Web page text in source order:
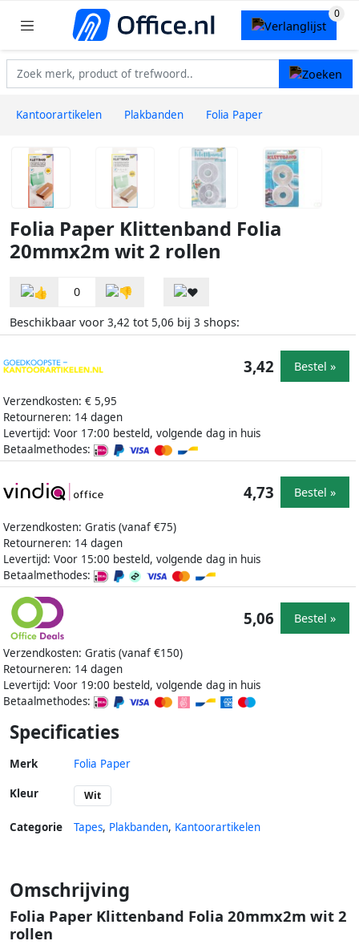
Kantoorartikelen Plakbanden Folia Paper
Folia Paper Klittenband Folia
20mmx2m wit 2 rollen
0
Beschikbaar voor 3,42 tot 5,06 bij 3 shops:
Verzendkosten: € 5,95
Retourneren: 14 dagen
Levertijd: Voor 17:00 besteld, volgende dag in huis
Betaalmethodes:
3,42 Bestel »
Verzendkosten: Gratis (vanaf €75)
Retourneren: 14 dagen
Levertijd: Voor 15:00 besteld, volgende dag in huis
Betaalmethodes:
4,73 Bestel »
Verzendkosten: Gratis (vanaf €150)
Retourneren: 14 dagen
Levertijd: Voor 19:00 besteld, volgende dag in huis
Betaalmethodes:
5,06 Bestel »
Specificaties
Merk Folia Paper
Kleur Wit
Categorie Tapes, Plakbanden, Kantoorartikelen
Omschrijving
Folia Paper Klittenband Folia 20mmx2m wit 2
rollen